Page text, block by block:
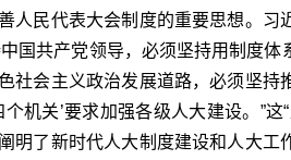
人民代表大会制度的重要思想。习
国共产党领导，必须坚持用制度
会主义政治发展道路，必须坚持
机关’要求加强各级人大建设。”
明了新时代人大制度建设和人大工